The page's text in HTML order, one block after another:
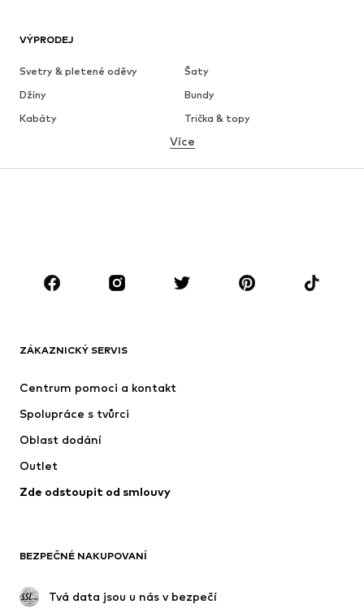
VÝPRODEJ
Svetry & pletené oděvy
Šaty
Džíny
Bundy
Kabáty
Trička & topy
Spodní prádlo
Doplňky
Premium
Nové
Trička & topy
Bundy
Spodní prádlo
Kabáty
Plavky
Příležitosti
Upcyklace
Více
ZÁKAZNICKÝ SERVIS
Centrum pomoci a kontakt
Spolupráce s tvůrci
Oblast dodání
Outlet
Zde odstoupit od smlouvy
BEZPEČNÉ NAKUPOVANÍ
Tvá data jsou u nás v bezpečí